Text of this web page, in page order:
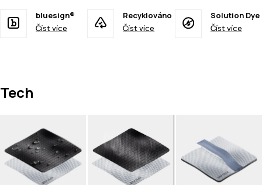
bluesign®
Číst více
Recyklováno
Číst více
Solution Dye
Číst více
Tech